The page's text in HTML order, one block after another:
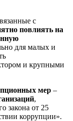
с
повлиять на
для малых и
и крупными
мер –
,
закона от 25
коррупции».